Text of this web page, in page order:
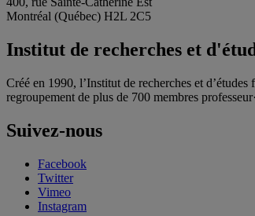
Montréal (Québec) H2L 2C5
Institut de recherches et
Créé en 1990, l’Institut de recherches et
regroupement de plus de 700 membres
Suivez-nous
Facebook
Twitter
Vimeo
Instagram